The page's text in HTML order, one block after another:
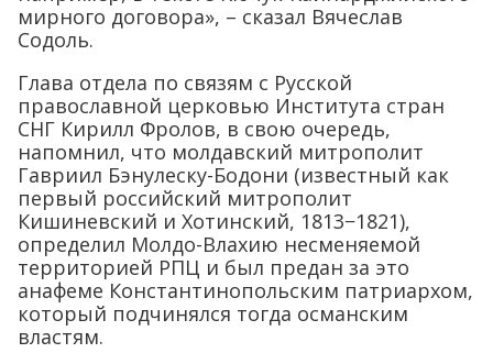
мирного договора», – сказал Вячеслав
Содоль.
Глава отдела по связям с Русской
православной церковью Института стран
СНГ Кирилл Фролов, в свою очередь,
напомнил, что молдавский митрополит
Гавриил Бэнулеску-Бодони (известный как
первый российский митрополит
Кишиневский и Хотинский, 1813−1821),
определил Молдо-Влахию несменяемой
территорией РПЦ и был предан за это
анафеме Константинопольским патриархом,
который подчинялся тогда османским
властям.